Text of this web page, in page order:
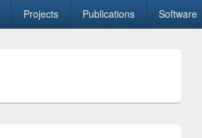
Projects Publications Software